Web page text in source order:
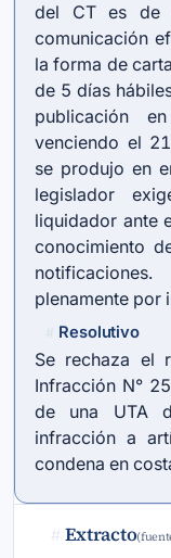
del CT es de
comunicación
la forma de
de 5 días
publicación
venciendo el
se produjo en
legislador
liquidador ante
conocimiento
plenamente por
Resolutivo
Se rechaza el
Infracción N°
de una UTA
infracción a
condena en
# Extracto